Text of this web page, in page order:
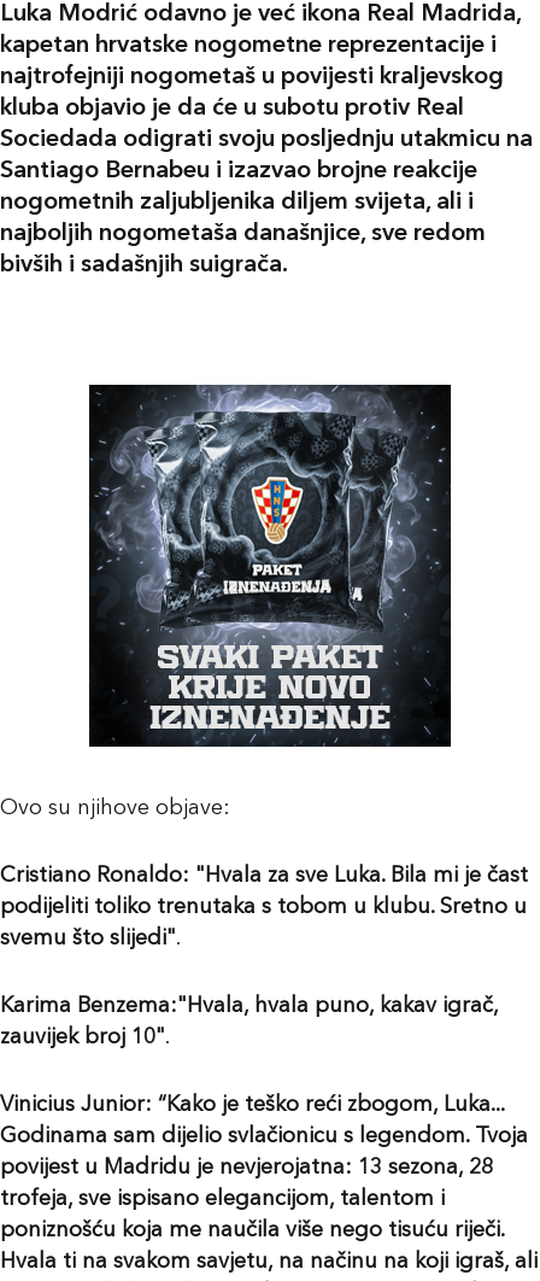
Luka Modrić odavno je već ikona Real Madrida,
kapetan hrvatske nogometne reprezentacije i
najtrofejniji nogometaš u povijesti kraljevskog
kluba objavio je da će u subotu protiv Real
Sociedada odigrati svoju posljednju utakmicu na
Santiago Bernabeu i izazvao brojne reakcije
nogometnih zaljubljenika diljem svijeta, ali i
najboljih nogometaša današnjice, sve redom
bivših i sadašnjih suigrača.
Ovo su njihove objave:
Cristiano Ronaldo: "Hvala za sve Luka. Bila mi je čast
podijeliti toliko trenutaka s tobom u klubu. Sretno u
svemu što slijedi".
Karima Benzema:"Hvala, hvala puno, kakav igrač,
zauvijek broj 10".
Vinicius Junior: “Kako je teško reći zbogom, Luka...
Godinama sam dijelio svlačionicu s legendom. Tvoja
povijest u Madridu je nevjerojatna: 13 sezona, 28
trofeja, sve ispisano elegancijom, talentom i
poniznošću koja me naučila više nego tisuću riječi.
Hvala ti na svakom savjetu, na načinu na koji igraš, ali